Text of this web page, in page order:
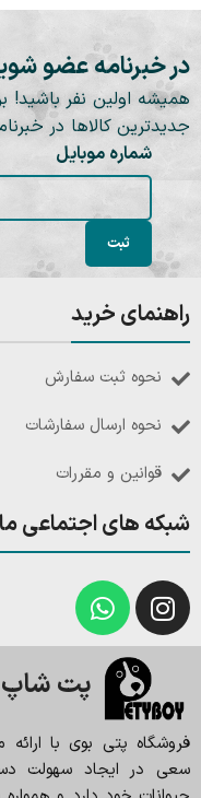
در خبرنامه عضو
همیشه اولین نفر باشید!
جدیدترین کالاها در
شماره موبایل
راهنمای خرید
نحوه ثبت سفارش
نحوه ارسال سفارشات
قوانین و مقررات
شبکه های اجتماعی
پت شاپ
فروشگاه پتی بوی با
سعی در ایجاد سهولت